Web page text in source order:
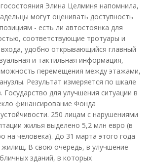
Элина Целминя напомнила,
могут оценивать доступность
- есть ли автостоянка для
соответствующие тротуары и
удобно открывающийся главный
и тактильная информация,
перемещения между этажами,
Результат измеряется по шкале
Государство для улучшения ситуации в
финансирование Фонда
250 лицам с нарушениями
жилья выделено 5,2 млн евро (в
на человека). До 31 марта этого года
жилищ. В свою очередь, в улучшение
зданий, в которых